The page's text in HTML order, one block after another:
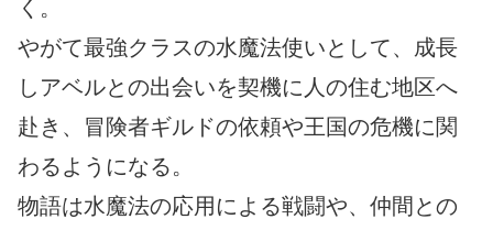
く。
やがて最強クラスの水魔法使いとして、成長
しアベルとの出会いを契機に人の住む地区へ
赴き、冒険者ギルドの依頼や王国の危機に関
わるようになる。
物語は水魔法の応用による戦闘や、仲間との